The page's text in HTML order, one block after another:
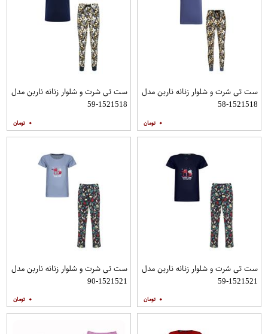
ست تی شرت و شلوار زنانه ناربن مدل
1521518-58
۰
ست تی شرت و شلوار زنانه ناربن مدل
1521518-59
۰
ست تی شرت و شلوار زنانه ناربن مدل
1521521-59
۰
ست تی شرت و شلوار زنانه ناربن مدل
1521521-90
۰